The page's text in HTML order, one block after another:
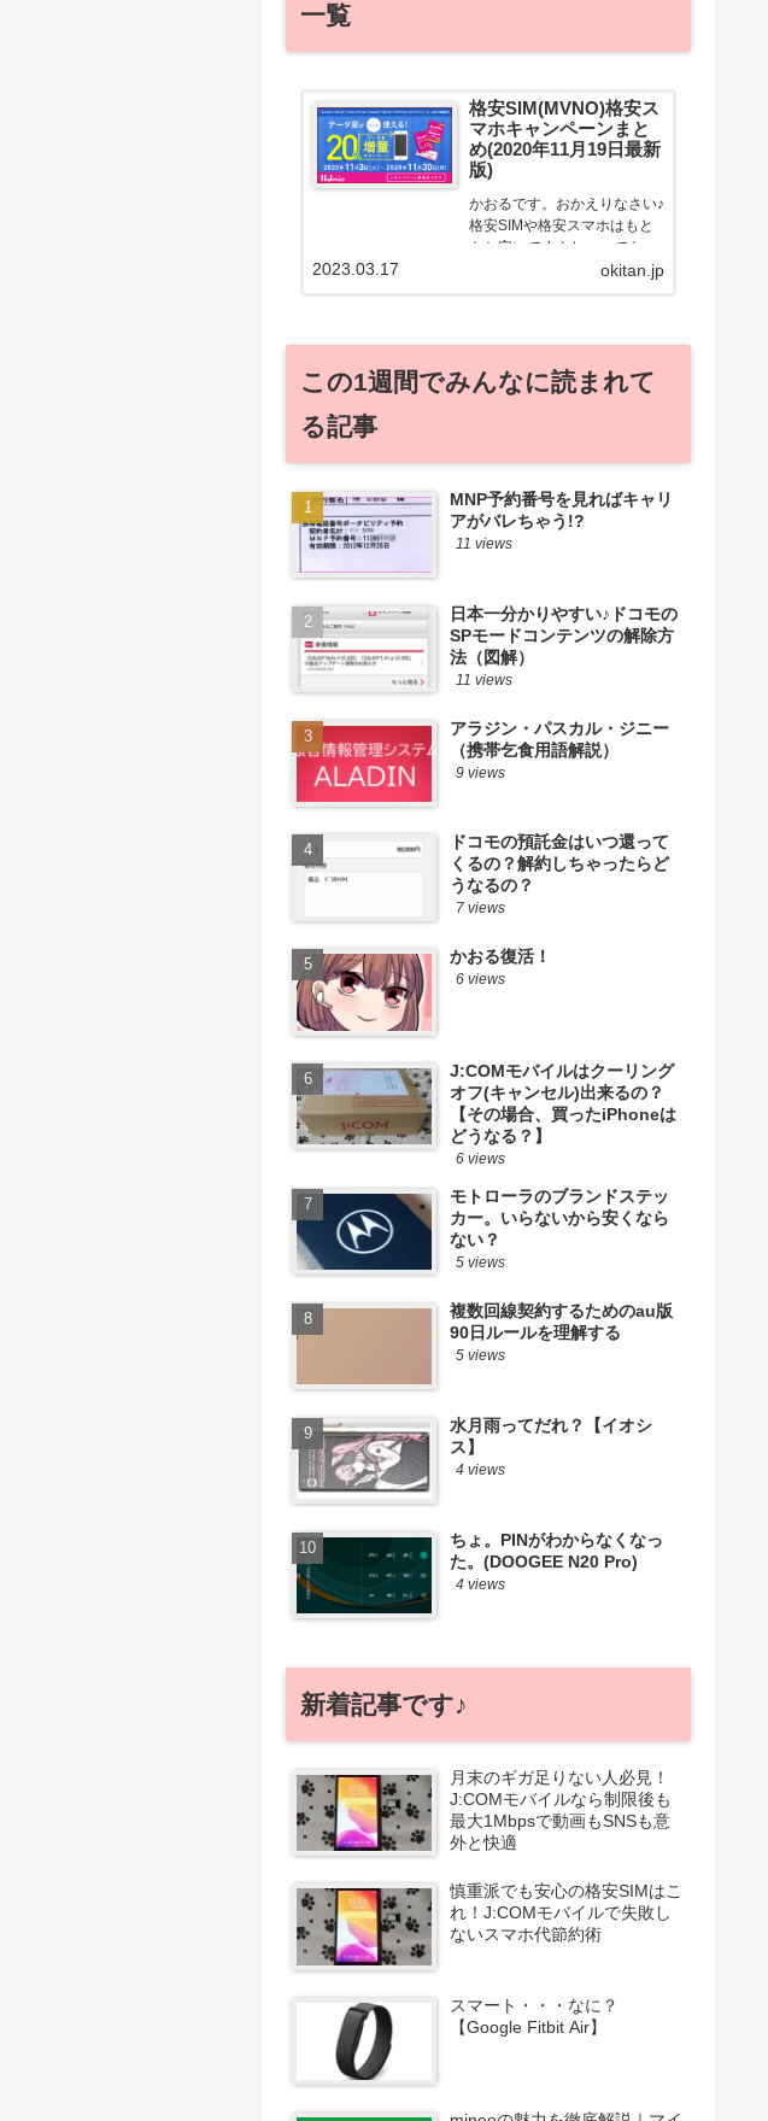
一覧
格安SIM(MVNO)格安ス
マホキャンペーンまと
め(2020年11月19日最新
版)
かおるです。おかえりなさい♪
格安SIMや格安スマホはもと
もと安いですよねー。でも！
どうせ契約するなら安くお得
かおるが調べた案件をこっ
そ...
okitan.jp
2023.03.17
この1週間でみんなに読まれて
る記事
MNP予約番号を見ればキャリ
アがバレちゃう!?
11 views
日本一分かりやすい♪ドコモの
SPモードコンテンツの解除方
法（図解）
11 views
アラジン・パスカル・ジニー
（携帯乞食用語解説）
9 views
ドコモの預託金はいつ還って
くるの？解約しちゃったらど
うなるの？
7 views
かおる復活！
6 views
J:COMモバイルはクーリング
オフ(キャンセル)出来るの？
【その場合、買ったiPhoneは
どうなる？】
6 views
モトローラのブランドステッ
カー。いらないから安くなら
ない？
5 views
複数回線契約するためのau版
90日ルールを理解する
5 views
水月雨ってだれ？【イオシ
ス】
4 views
ちょ。PINがわからなくなっ
た。(DOOGEE N20 Pro)
4 views
新着記事です♪
月末のギガ足りない人必見！
J:COMモバイルなら制限後も
最大1Mbpsで動画もSNSも意
外と快適
慎重派でも安心の格安SIMはこ
れ！J:COMモバイルで失敗し
ないスマホ代節約術
スマート・・・なに？
【Google Fitbit Air】